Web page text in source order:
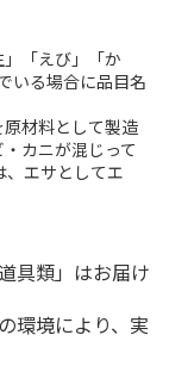
「えび」「か
いる場合に品目名
材料として製造
カニが混じって
、エサとしてエ
具類」はお届け
環境により、実